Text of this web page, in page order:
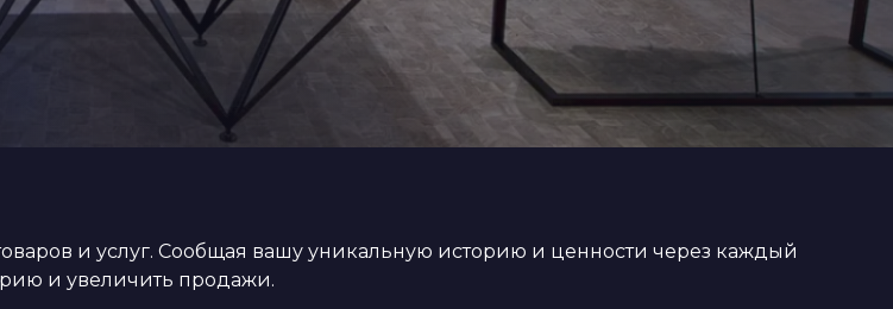
и услуг. Сообщая вашу уникальную историю и ценности через каждый
и увеличить продажи.